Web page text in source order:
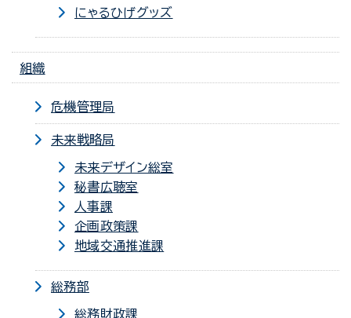
にゃるひげグッズ
組織
危機管理局
未来戦略局
未来デザイン総室
秘書広聴室
人事課
企画政策課
地域交通推進課
総務部
総務財政課